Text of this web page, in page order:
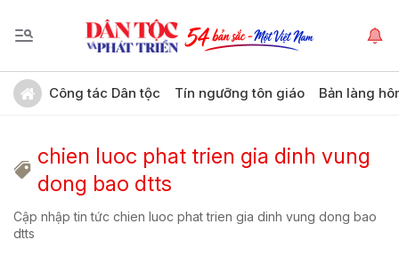
Công tác Dân tộc Tín ngưỡng tôn giáo Bản làng
chien luoc phat trien gia dinh vung
dong bao dtts
Cập nhập tin tức chien luoc phat trien gia dinh vung dong bao
dtts